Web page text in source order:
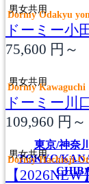
東京/神奈
TOKYO/
男女共用
Dormy Odakyu
ドーミー小
75,600 円～
男女共用
Dormy Kawaguchi
ドーミー川
109,960 円～
男女共用
Dormy Hachioji-
【